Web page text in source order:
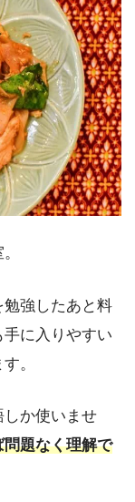
強したあと料
に入りやすい
。
か使いませ
題なく理解で